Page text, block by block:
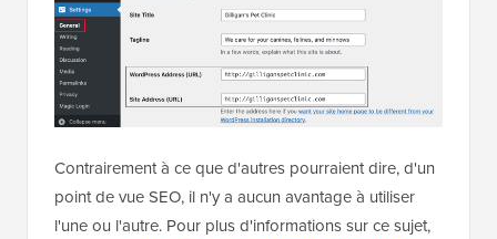
Contrairement à ce que d'autres pourraient dire, d'un
point de vue SEO, il n'y a aucun avantage à utiliser
l'une ou l'autre. Pour plus d'informations sur ce sujet,